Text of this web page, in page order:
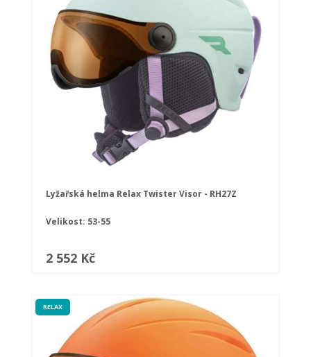
Lyžařská helma Relax Twister Visor - RH27Z
Velikost: 53-55
2 552 Kč
RELAX